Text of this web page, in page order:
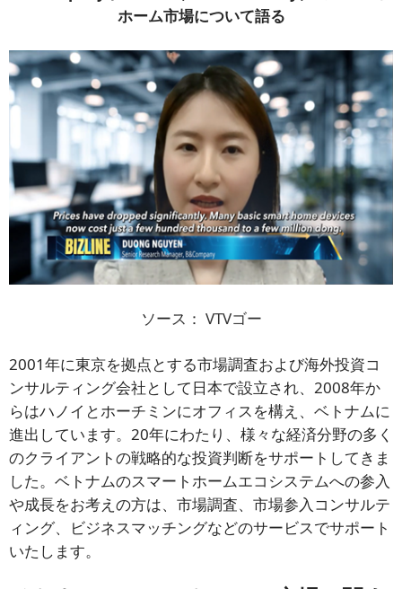
ホーム市場について語る
ソース： VTVゴー
2001年に東京を拠点とする市場調査および海外投資コ
ンサルティング会社として日本で設立され、2008年か
らはハノイとホーチミンにオフィスを構え、ベトナムに
進出しています。20年にわたり、様々な経済分野の多く
のクライアントの戦略的な投資判断をサポートしてきま
した。ベトナムのスマートホームエコシステムへの参入
や成長をお考えの方は、市場調査、市場参入コンサルテ
ィング、ビジネスマッチングなどのサービスでサポート
いたします。